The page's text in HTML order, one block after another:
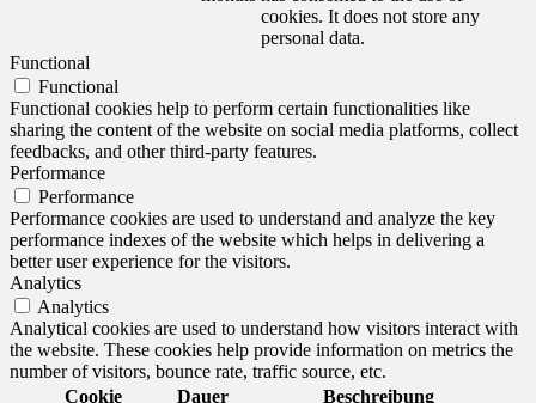
cookies. It does not store any
personal data.
Functional
Functional
Functional cookies help to perform certain functionalities like
sharing the content of the website on social media platforms, collect
feedbacks, and other third-party features.
Performance
Performance
Performance cookies are used to understand and analyze the key
performance indexes of the website which helps in delivering a
better user experience for the visitors.
Analytics
Analytics
Analytical cookies are used to understand how visitors interact with
the website. These cookies help provide information on metrics the
number of visitors, bounce rate, traffic source, etc.
Cookie
Dauer Beschreibung